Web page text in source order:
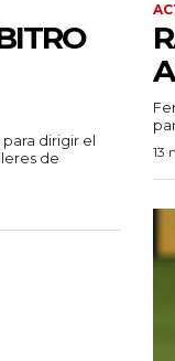
dirigir el
de
13